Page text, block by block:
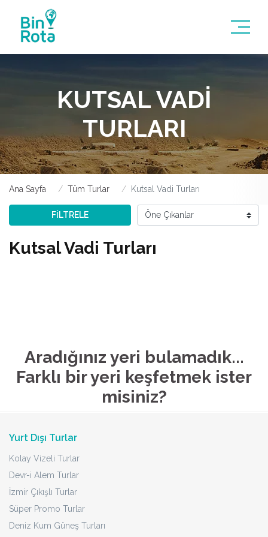
KUTSAL VADI
TURLARI
Ana Sayfa Tüm Turlar Kutsal Vadi Turları
FİLTRELE
Kutsal Vadi Turları
Aradığınız yeri bulamadık...
Farklı bir yeri keşfetmek ister
misiniz?
Yurt Dışı Turlar
Kolay Vizeli Turlar
Devr-i Alem Turlar
İzmir Çıkışlı Turlar
Süper Promo Turlar
Deniz Kum Güneş Turları